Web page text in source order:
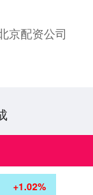
京配资公司
+1.02%